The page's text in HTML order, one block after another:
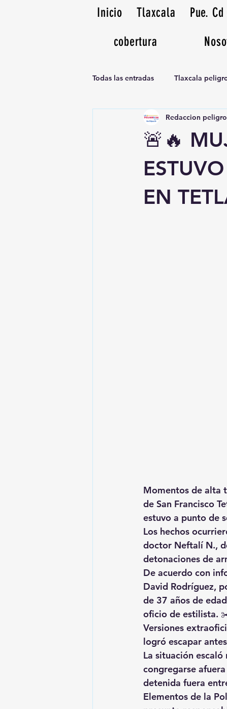
Inicio Tlaxcala Pue.
cobertura
Todas las entradas Tlaxcala
Noticias Musicales radio 1370am
🚨🔥
EN
Redaccion
Momentos de alta
de San Francisco
estuvo a punto de
Los hechos
doctor Neftalí N.,
detonaciones de
De acuerdo con
David Rodríguez,
de 37 años de
oficio de estilista.
Versiones
logró escapar
La situación
congregarse
detenida fuera
Elementos de la